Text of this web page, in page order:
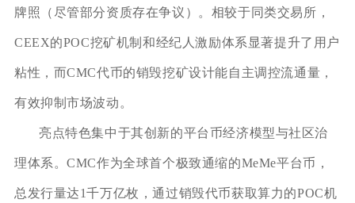
牌照（尽管部分资质存在争议）。相较于同类交易所，
CEEX的POC挖矿机制和经纪人激励体系显著提升了用户
粘性，而CMC代币的销毁挖矿设计能自主调控流通量，
有效抑制市场波动。
亮点特色集中于其创新的平台币经济模型与社区治
理体系。CMC作为全球首个极致通缩的MeMe平台币，
总发行量达1千万亿枚，通过销毁代币获取算力的POC机